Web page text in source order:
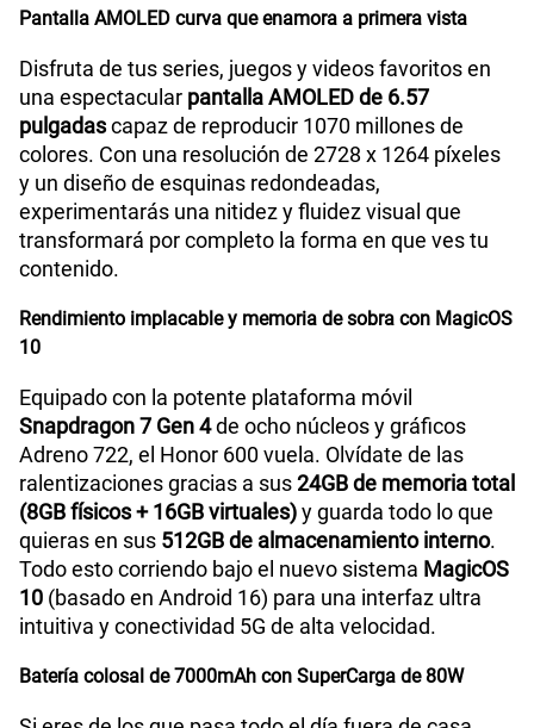
Pantalla AMOLED curva que enamora a primera vista
Disfruta de tus series, juegos y videos favoritos en
una espectacular pantalla AMOLED de 6.57
pulgadascapaz de reproducir 1070 millones de
colores. Con una resolución de 2728 x 1264 píxeles
y un diseño de esquinas redondeadas,
experimentarás una nitidez y fluidez visual que
transformará por completo la forma en que ves tu
contenido.
Rendimiento implacable y memoria de sobra con MagicOS
10
Equipado con la potente plataforma móvil
Snapdragon 7 Gen 4de ocho núcleos y gráficos
Adreno 722, el Honor 600 vuela. Olvídate de las
ralentizaciones gracias a sus24GB de memoria total
(8GB físicos + 16GB virtuales)y guarda todo lo que
quieras en sus 512GB de almacenamiento interno.
Todo esto corriendo bajo el nuevo sistema MagicOS
10 (basado en Android 16) para una interfaz ultra
intuitiva y conectividad 5G de alta velocidad.
Batería colosal de 7000mAh con SuperCarga de 80W